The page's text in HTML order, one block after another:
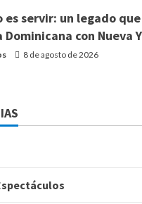
es servir: un legado
Dominicana con Nueva
8 de agosto de 2026